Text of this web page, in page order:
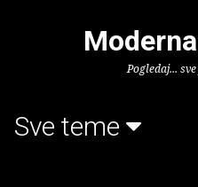
Pogledaj...
Sve teme